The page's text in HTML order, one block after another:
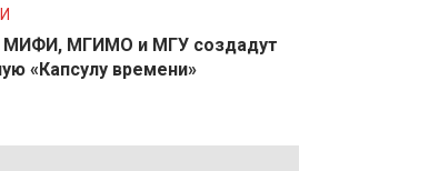
МИФИ, МГИМО и МГУ создадут
«Капсулу времени»